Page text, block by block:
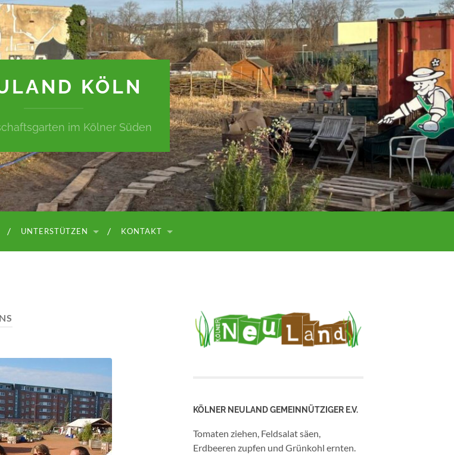
KÖLN
im Kölner Süden
UNTERSTÜTZEN KONTAKT
KÖLNER NEULAND GEMEINNÜTZIGER E.V.
Tomaten ziehen, Feldsalat säen,
Erdbeeren zupfen und Grünkohl ernten.